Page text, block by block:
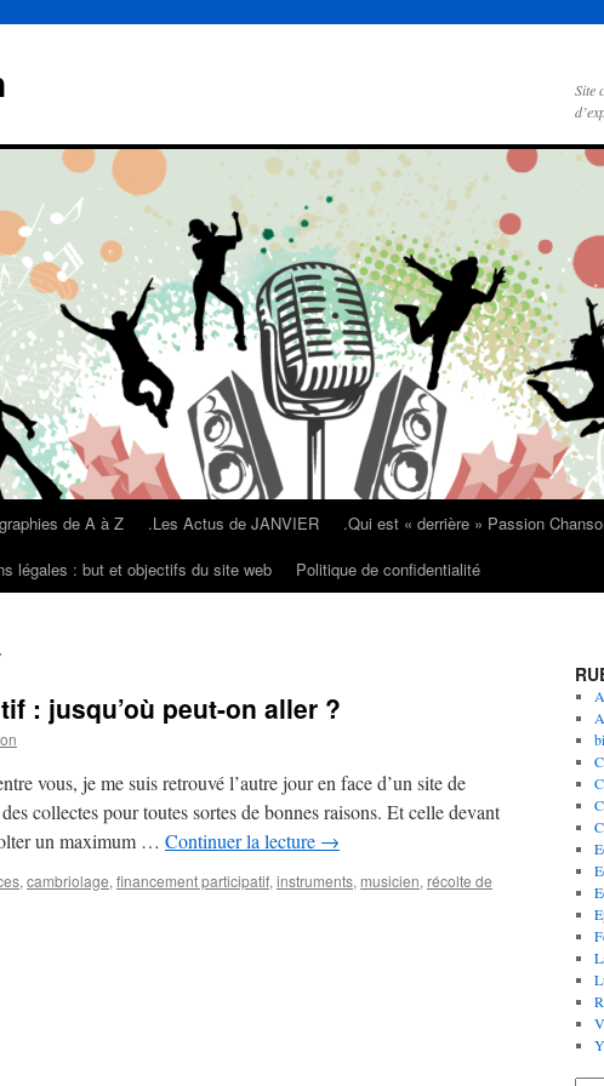
Site
de A à Z .Les Actus de JANVIER .Qui est « derrière » Passion
légales : but et objectifs du site web Politique de confidentialité
: jusqu’où peut-on aller ?
vous, je me suis retrouvé l’autre jour en face d’un site de
collectes pour toutes sortes de bonnes raisons. Et celle devant
un maximum … Continuer la lecture →
, cambriolage, financement participatif, instruments, musicien, récolte de